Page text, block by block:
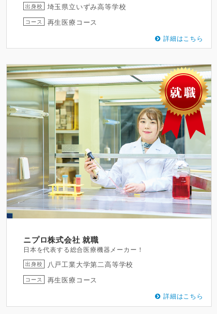
出身校 埼玉県立いずみ高等学校
コース 再生医療コース
詳細はこちら
ニプロ株式会社 就職
日本を代表する総合医療機器メーカー！
出身校 八戸工業大学第二高等学校
コース 再生医療コース
詳細はこちら